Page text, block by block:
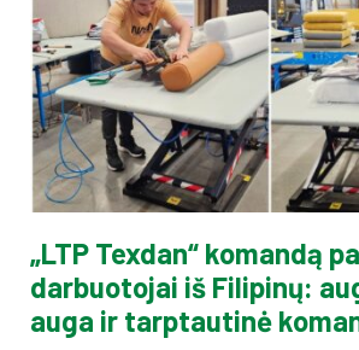
„LTP Texdan“ komandą
darbuotojai iš Filipinų:
auga ir tarptautinė